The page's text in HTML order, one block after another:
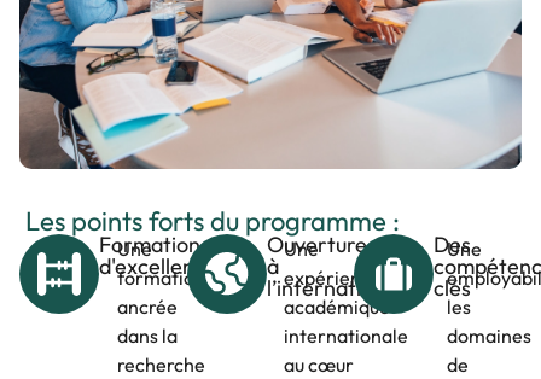
Les points forts du programme :
Formation
d'excellence
Une
formation
ancrée
dans la
recherche
Ouverture
à
l’international
Une
expérience
académique
internationale
au cœur
Des
clés
Une
les
domaines
de